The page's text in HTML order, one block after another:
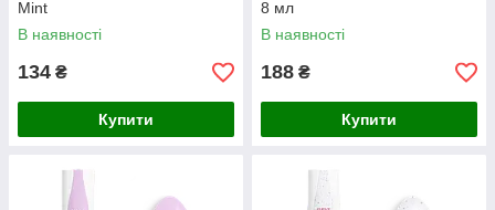
Mint
В наявності
134 ₴
Купити
8 мл
В наявності
188 ₴
Купити